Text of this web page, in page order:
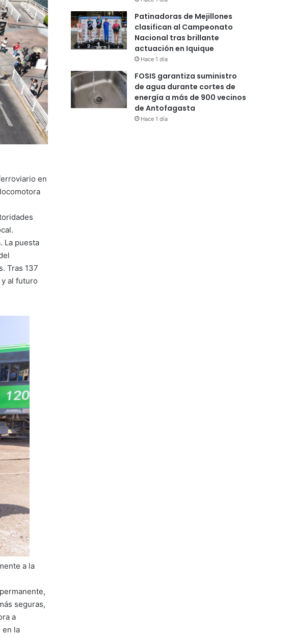
en
La puesta
Tras 137
al futuro
a la
seguras,
a
en la
Patinadoras de Mejillones
clasifican al Campeonato
Nacional tras brillante
actuación en Iquique
Hace 1 día
FOSIS garantiza suministro
de agua durante cortes de
energía a más de 900 vecinos
de Antofagasta
Hace 1 día